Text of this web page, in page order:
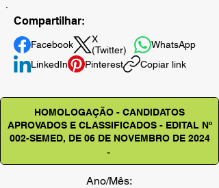
Compartilhar:
Facebook
X
(Twitter)
WhatsApp
LinkedIn
Pinterest Copiar link
HOMOLOGAÇÃO - CANDIDATOS
APROVADOS E CLASSIFICADOS - EDITAL Nº
002-SEMED, DE 06 DE NOVEMBRO DE 2024
-
Ano/Mês: